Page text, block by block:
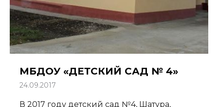
МБДОУ «ДЕТСКИЙ САД № 4»
24.09.2017
В 2017 году детский сад №4, Шатура,